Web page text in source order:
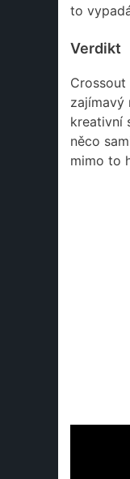
to
Verdikt
zajímavý
kreativní
něco
mimo to